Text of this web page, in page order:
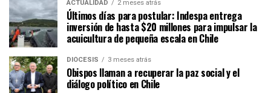
ACTUALIDAD 2 meses atrás
Últimos días para postular: Indespa entrega
inversión de hasta $20 millones para impulsar la
acuicultura de pequeña escala en Chile
DIÓCESIS 3 meses atrás
Obispos llaman a recuperar la paz social y el
diálogo político en Chile